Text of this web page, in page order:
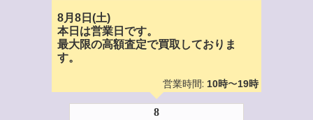
8月8日(土)
本日は営業日です。
最大限の高額査定で買取しておりま
す。
営業時間: 10時〜19時
8